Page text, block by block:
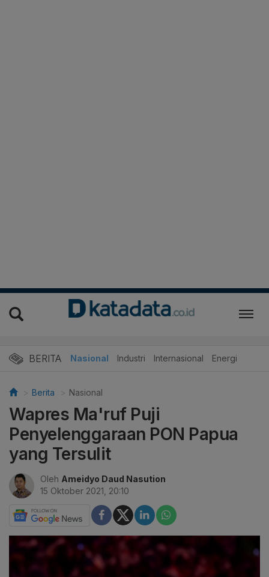
BERITA Nasional Industri Internasional Energi
Berita Nasional
Wapres Ma'ruf Puji
Penyelenggaraan PON Papua
yang Tersulit
Oleh Ameidyo Daud Nasution
15 Oktober 2021, 20:10